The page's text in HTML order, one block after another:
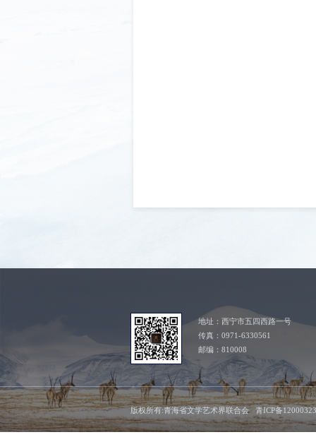
地址：西宁市五四西路一号
传真：0971-6330561
邮编：810008
版权所有:青海省文学艺术界联合会 青ICP备